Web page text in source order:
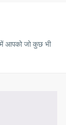
में आपको जो कुछ भी